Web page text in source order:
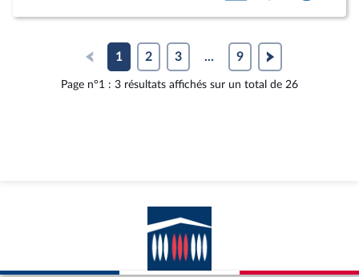
au
personnel
au
rendu
1 2 3 ... 9
Page n°1 : 3 résultats affichés sur un total de 26